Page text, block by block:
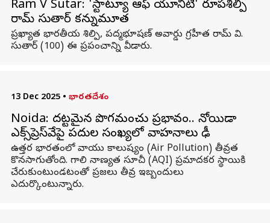
Ram V Sutar: 'స్టాట్యూ ఆఫ్ యూనిటీ' రూపశిల్పి
రామ్ సుతార్ కన్నుమూత
ప్రఖ్యాత భారతీయ శిల్పి, పద్మభూషణ్ అవార్డు గ్రహీత రామ్ వి.
సుతార్ (100) ఈ ప్రపంచాన్ని వీడారు.
13 Dec 2025 • భారతదేశం
Noida: దట్టమైన పొగమంచు ప్రభావం.. నోయిడా
ఎక్స్‌ప్రెస్‌వేపై పదుల సంఖ్యలో వాహనాలు ఢీ
ఉత్తర భారతంలో వాయు కాలుష్యం (Air Pollution) తీవ్రత
కొనసాగుతోంది. గాలి నాణ్యత సూచీ (AQI) ప్రమాదకర స్థాయికి
చేరుకుంటుండటంతో ప్రజలు తీవ్ర ఇబ్బందులు
ఎదుర్కొంటున్నారు.